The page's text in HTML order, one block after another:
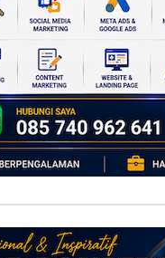
Digital marketing telah
mengubah cara bisnis
berkembang. Dulu,
promosi banyak…